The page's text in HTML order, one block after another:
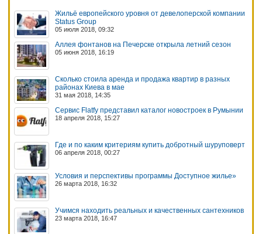
Жильё европейского уровня от девелоперской компании
Status Group
05 июля 2018, 09:32
Аллея фонтанов на Печерске открыла летний сезон
05 июня 2018, 16:19
Сколько стоила аренда и продажа квартир в разных
районах Киева в мае
31 мая 2018, 14:35
Сервис Flatfy представил каталог новостроек в Румынии
18 апреля 2018, 15:27
Где и по каким критериям купить добротный шуруповерт
06 апреля 2018, 00:27
Условия и перспективы программы Доступное жилье»
26 марта 2018, 16:32
Учимся находить реальных и качественных сантехников
23 марта 2018, 16:47